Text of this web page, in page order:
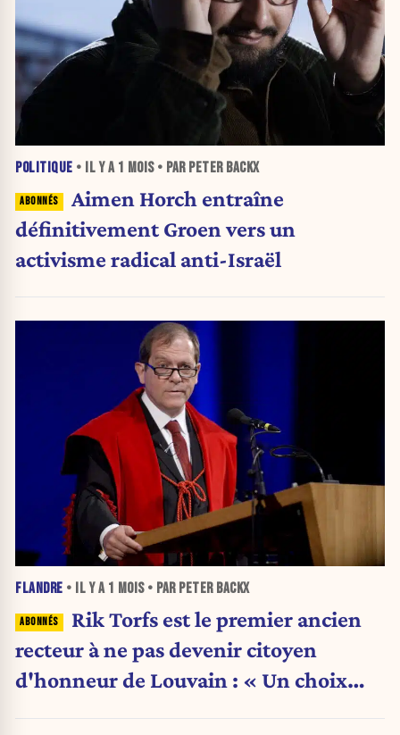
POLITIQUE • IL Y A 1 MOIS• PAR PETER BACKX
Aimen Horch entraîne
définitivement Groen vers un
activisme radical anti-Israël
FLANDRE • IL Y A 1 MOIS• PAR PETER BACKX
Rik Torfs est le premier ancien
recteur à ne pas devenir citoyen
d'honneur de Louvain : « Un choix